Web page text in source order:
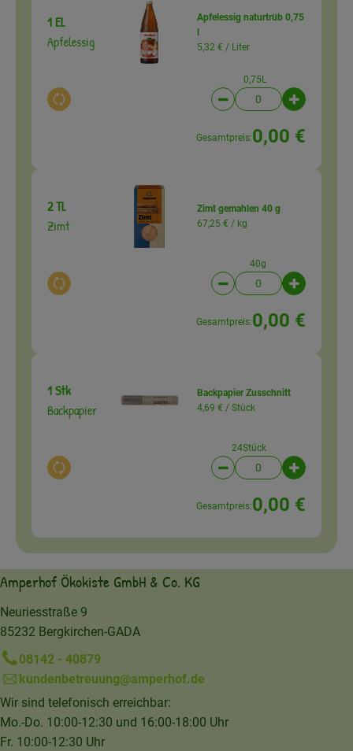
1 EL
Apfelessig
Auswahl ändern
Apfelessig naturtrüb 0,75
l
5,32 € / Liter
0,75L
Artikelanzahl
Gesamtpreis:0,00 €
2 TL
Zimt
Auswahl ändern
Zimt gemahlen 40 g
67,25 € / kg
40g
Artikelanzahl
Gesamtpreis:0,00 €
1 Stk
Backpapier
Auswahl ändern
Backpapier Zusschnitt
4,69 € / Stück
24Stück
Artikelanzahl
Gesamtpreis:0,00 €
Amperhof Ökokiste GmbH & Co. KG
Neuriesstraße 9
85232 Bergkirchen-GADA
08142 - 40879
kundenbetreuung@amperhof.de
Wir sind telefonisch erreichbar:
Mo.-Do. 10:00-12:30 und 16:00-18:00 Uhr
Fr. 10:00-12:30 Uhr